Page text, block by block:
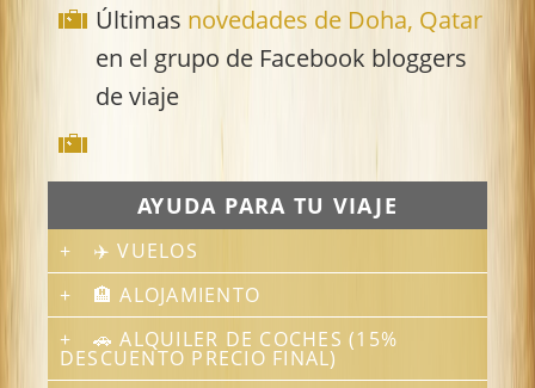
Últimas novedades de Doha, Qatar
en el grupo de Facebook bloggers
de viaje
✈️ VUELOS
🏨 ALOJAMIENTO
🚗 ALQUILER DE COCHES (15%
DESCUENTO PRECIO FINAL)